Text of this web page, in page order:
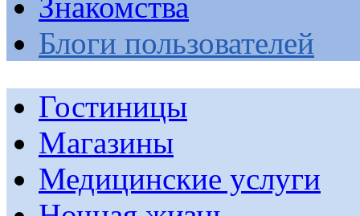
Блоги пользователей
Гостиницы
Магазины
Медицинские услуги